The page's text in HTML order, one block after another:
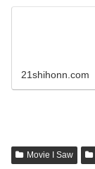
21shihonn.com
Movie I Saw